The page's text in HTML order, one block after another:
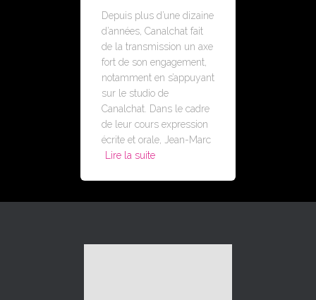
Depuis plus d’une dizaine
d’années, Canalchat fait
de la transmission un axe
fort de son engagement,
notamment en s’appuyant
sur le studio de
Canalchat. Dans le cadre
de leur cours expression
écrite et orale, Jean-Marc
Lire la suite